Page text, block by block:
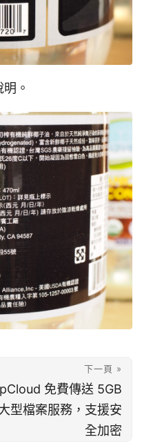
。
下一頁 »
pCloud 免費傳送 5GB
型檔案服務，支援安
全加密